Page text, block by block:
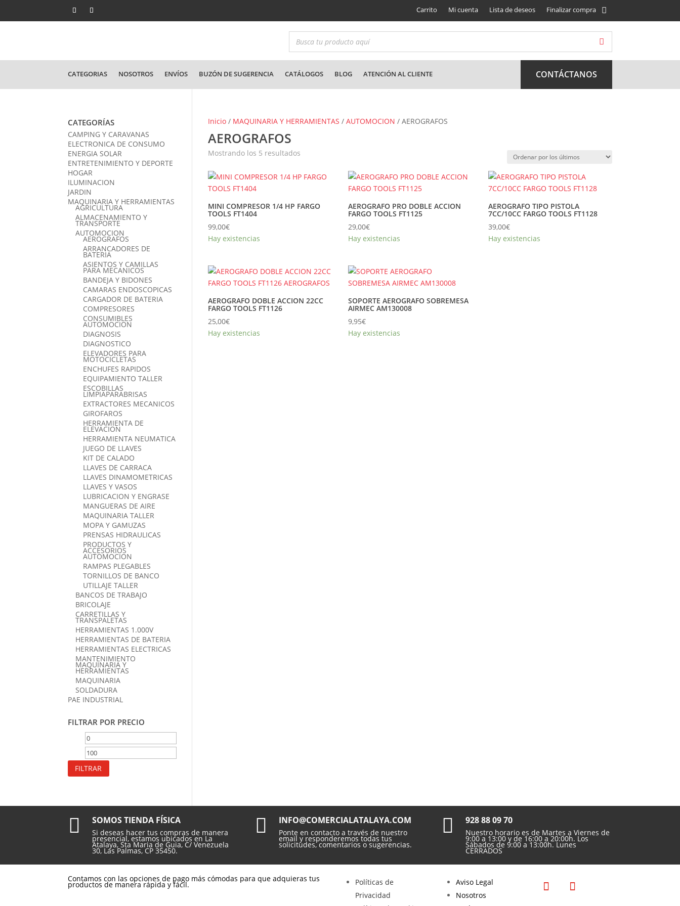
Carrito Mi cuenta Lista de deseos Finalizar compra
CATEGORIAS NOSOTROS ENVÍOS BUZÓN DE SUGERENCIA CATÁLOGOS BLOG ATENCIÓN AL CLIENTE CONTÁCTANOS
Inicio / MAQUINARIA Y HERRAMIENTAS /AUTOMOCION / AEROGRAFOS
AEROGRAFOS
Mostrando los 5 resultados
MINI COMPRESOR 1/4 HP FARGO
TOOLS FT1404
99,00€
Hay existencias
AEROGRAFO PRO DOBLE ACCION
FARGO TOOLS FT1125
29,00€
Hay existencias
AEROGRAFO TIPO PISTOLA
7CC/10CC FARGO TOOLS FT1128
39,00€
Hay existencias
AEROGRAFO DOBLE ACCION 22CC
FARGO TOOLS FT1126
25,00€
Hay existencias
SOPORTE AEROGRAFO SOBREMESA
AIRMEC AM130008
9,95€
Hay existencias
CATEGORÍAS
CAMPING Y CARAVANAS
ELECTRONICA DE CONSUMO
ENERGIA SOLAR
ENTRETENIMIENTO Y DEPORTE
HOGAR
ILUMINACION
JARDIN
MAQUINARIA Y HERRAMIENTAS
AGRICULTURA
ALMACENAMIENTO Y
TRANSPORTE
AUTOMOCION
AEROGRAFOS
ARRANCADORES DE
BATERIA
ASIENTOS Y CAMILLAS
PARA MECANICOS
BANDEJA Y BIDONES
CAMARAS ENDOSCOPICAS
CARGADOR DE BATERIA
COMPRESORES
CONSUMIBLES
AUTOMOCION
DIAGNOSIS
DIAGNOSTICO
ELEVADORES PARA
MOTOCICLETAS
ENCHUFES RAPIDOS
EQUIPAMIENTO TALLER
ESCOBILLAS
LIMPIAPARABRISAS
EXTRACTORES MECANICOS
GIROFAROS
HERRAMIENTA DE
ELEVACION
HERRAMIENTA NEUMATICA
JUEGO DE LLAVES
KIT DE CALADO
LLAVES DE CARRACA
LLAVES DINAMOMETRICAS
LLAVES Y VASOS
LUBRICACION Y ENGRASE
MANGUERAS DE AIRE
MAQUINARIA TALLER
MOPA Y GAMUZAS
PRENSAS HIDRAULICAS
PRODUCTOS Y
ACCESORIOS
AUTOMOCION
RAMPAS PLEGABLES
TORNILLOS DE BANCO
UTILLAJE TALLER
BANCOS DE TRABAJO
BRICOLAJE
CARRETILLAS Y
TRANSPALETAS
HERRAMIENTAS 1.000V
HERRAMIENTAS DE BATERIA
HERRAMIENTAS ELECTRICAS
MANTENIMIENTO
MAQUINARIA Y
HERRAMIENTAS
MAQUINARIA
SOLDADURA
PAE INDUSTRIAL
FILTRAR POR PRECIO
Precio
mínimo
FILTRAR
 SOMOS TIENDA FÍSICA
Si deseas hacer tus compras de manera
presencial, estamos ubicados en La
Atalaya, Sta Maria de Guia, C/ Venezuela
30, Las Palmas, CP 35450.
 INFO@COMERCIALATALAYA.COM
Ponte en contacto a través de nuestro
email y responderemos todas tus
solicitudes, comentarios o sugerencias.
 928 88 09 70
Nuestro horario es de Martes a Viernes de
9:00 a 13:00 y de 16:00 a 20:00h. Los
Sábados de 9:00 a 13:00h. Lunes
CERRADOS
Contamos con las opciones de pago más cómodas para que adquieras tus
productos de manera rápida y fácil.
Políticas de
Privacidad
Aviso Legal
Nosotros